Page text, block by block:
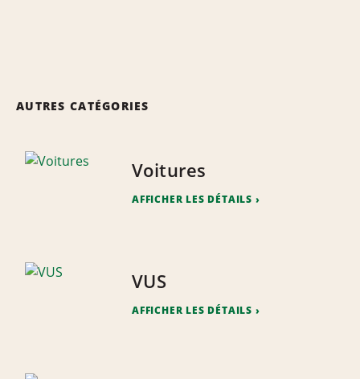
AUTRES CATÉGORIES
Voitures
AFFICHER LES DÉTAILS
VUS
AFFICHER LES DÉTAILS